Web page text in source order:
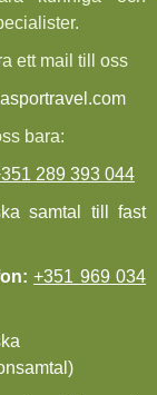
ett mail till oss
bara:
289 393 044
samtal till fast
+351 969 034